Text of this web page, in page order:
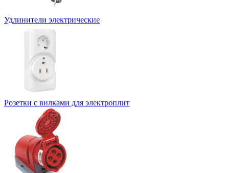
Удлинители электрические
Розетки с вилками для электроплит